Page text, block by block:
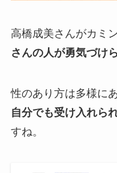
高橋成美さんがカミ
さんの人が勇気づけ
性のあり方は多様にあ
自分でも受け入れら
すね。